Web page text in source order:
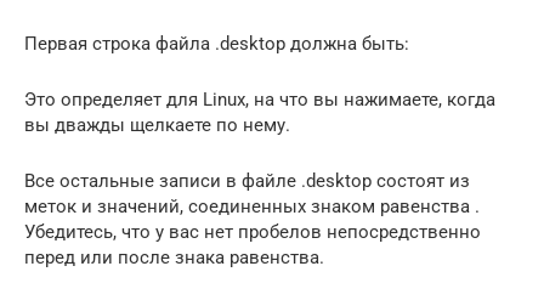
Первая строка файла .desktop должна быть:
Это определяет для Linux, на что вы нажимаете, когда
вы дважды щелкаете по нему.
Все остальные записи в файле .desktop состоят из
меток и значений, соединенных знаком равенства .
Убедитесь, что у вас нет пробелов непосредственно
перед или после знака равенства.